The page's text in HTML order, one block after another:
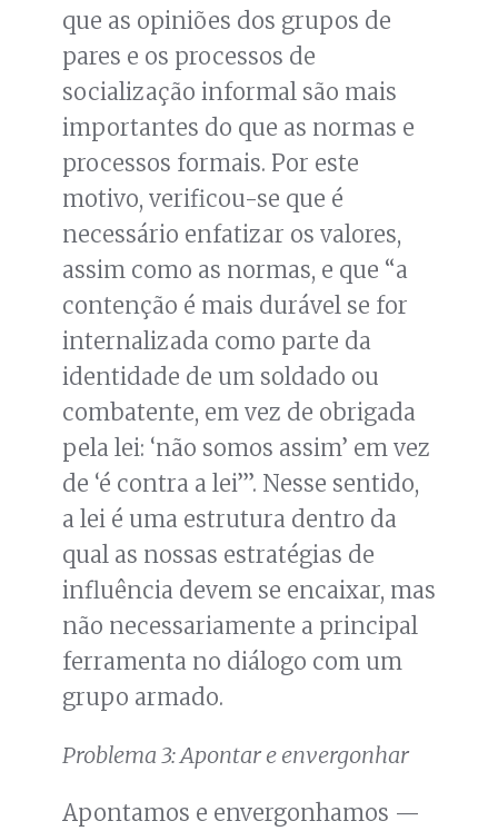
que as opiniões dos grupos de
pares e os processos de
socialização informal são mais
importantes do que as normas e
processos formais. Por este
motivo, verificou-se que é
necessário enfatizar os valores,
assim como as normas, e que “a
contenção é mais durável se for
internalizada como parte da
identidade de um soldado ou
combatente, em vez de obrigada
pela lei: ‘não somos assim’ em vez
de ‘é contra a lei’”. Nesse sentido,
a lei é uma estrutura dentro da
qual as nossas estratégias de
influência devem se encaixar, mas
não necessariamente a principal
ferramenta no diálogo com um
grupo armado.
Problema 3: Apontar e envergonhar
Apontamos e envergonhamos —